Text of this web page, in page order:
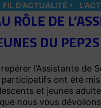
FIL D’ACTUALITÉ
RÔLE DE
DU PEP2S
l’Assistante de
participatifs ont été
et jeunes
nous vous